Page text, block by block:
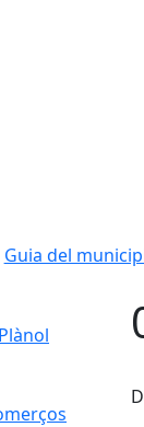
Guia del